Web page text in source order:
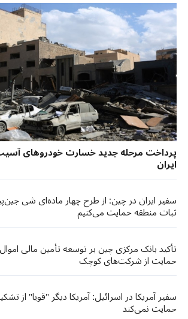
پرداخت مرحله جدید خسارت خودروهای
ایران
سفیر ایران در چین: از طرح چهار ماده‌ای شی
ثبات منطقه حمایت می‌کنیم
تأکید بانک مرکزی چین بر توسعه تأمین مالی
حمایت از شرکت‌های کوچک
سفیر آمریکا در اسرائیل: آمریکا دیگر "قویا" از
حمایت نمی‌کند